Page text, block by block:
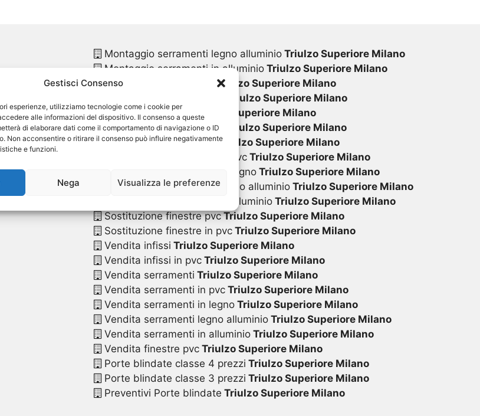
Gestisci Consenso
esperienze, utilizziamo tecnologie come i cookie per
alle informazioni del dispositivo. Il consenso a queste
di elaborare dati come il comportamento di navigazione o ID
Non acconsentire o ritirare il consenso può influire negativamente
e funzioni.
Nega Visualizza le preferenze
Montaggio serramenti legno alluminio Triulzo Superiore Milano
Montaggio serramenti in alluminio Triulzo Superiore Milano
Montaggio finestre pvc
Triulzo Superiore Milano
Triulzo Superiore Milano
Sostituzione infissiTriulzo Superiore Milano
Sostituzione infissi in pvc
Triulzo Superiore Milano
Sostituzione serramentiTriulzo Superiore Milano
Sostituzione serramenti in pvc Triulzo Superiore Milano
Sostituzione serramenti in legno Triulzo Superiore Milano
Sostituzione serramenti legno alluminio Triulzo Superiore Milano
Sostituzione serramenti in alluminio Triulzo Superiore Milano
Sostituzione finestre pvcTriulzo Superiore Milano
Sostituzione finestre in pvc Triulzo Superiore Milano
Vendita infissi Triulzo Superiore Milano
Vendita infissi in pvc Triulzo Superiore Milano
Vendita serramenti Triulzo Superiore Milano
Vendita serramenti in pvc Triulzo Superiore Milano
Vendita serramenti in legno Triulzo Superiore Milano
Vendita serramenti legno alluminio Triulzo Superiore Milano
Vendita serramenti in alluminio Triulzo Superiore Milano
Vendita finestre pvc Triulzo Superiore Milano
Porte blindate classe 4 prezzi Triulzo Superiore Milano
Porte blindate classe 3 prezzi Triulzo Superiore Milano
Preventivi Porte blindate Triulzo Superiore Milano